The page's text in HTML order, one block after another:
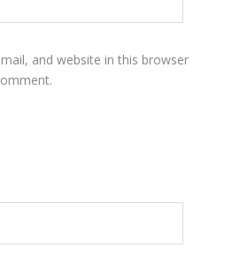
and website in this browser